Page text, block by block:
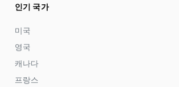
인기 국가
미국
영국
캐나다
프랑스